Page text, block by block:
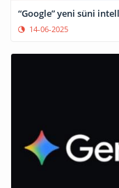
“Google” yeni süni
14-06-2025